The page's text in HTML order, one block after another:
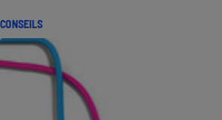
CONSEILS